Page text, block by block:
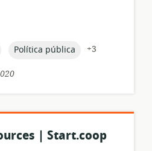
topic:
Política pública
+3
| Start.coop